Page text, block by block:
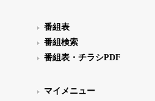
番組表
番組検索
番組表・チラシPDF
マイメニュー